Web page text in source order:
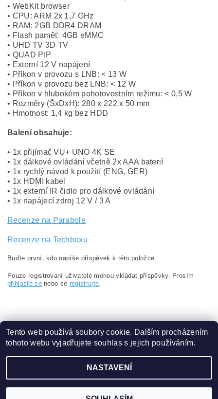
• WebKit browser
• CPU: ARM 2x 1,7 GHz
• RAM: 2GB DDR4 DRAM
• Flash paměť: 4GB eMMC
• UHD TV 3D TV
• QUAD PIP
• Externí 12 V napájení
• Příkon v provozu s LNB: < 13 W
• Příkon v provozu bez LNB: < 12 W
• Příkon v hlubokém pohotovostním režimu: < 0,5 W
• Rozměry (ŠxDxH): 280 x 222 x 50 mm
• Hmotnost: 1,4 kg bez HDD
Balení obsahuje:
• 1x přijímač VU+ UNO 4K SE
• 1x dálkové ovládání včetně 2x AAA baterií
• 1x rychlý návod k použití (ENG, GER)
• 1x HDMI kabel
• 1x externí IR čidlo pro dálkové ovládání
• 1x napájecí zdroj 12 V / 3 A
Recenze na Parabole
Recenze na Techboxu
Buďte první, kdo napíše příspěvek k této položce.
Pouze registrovaní uživatelé mohou vkládat příspěvky. Prosím
přihlaste senebo se registrujte.
Obchodní podmínky | Ochrana osobních údajů
2026 ©eshop.VAKAP.cz, všechna práva vyhrazena
Vytvořil Shoptet
Tento web používá soubory cookie. Dalším procházením
tohoto webu vyjadřujete souhlas s jejich používáním.
NASTAVENÍ